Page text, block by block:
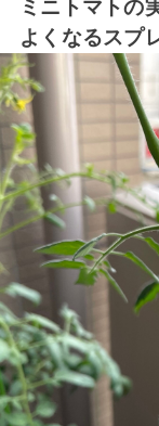
ミニトマトの
よくなるスプ